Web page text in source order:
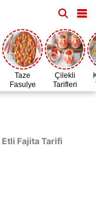
Taze
Fasulye
Zamanı
Çilekli
Tarifleri
Etli Fajita Tarifi